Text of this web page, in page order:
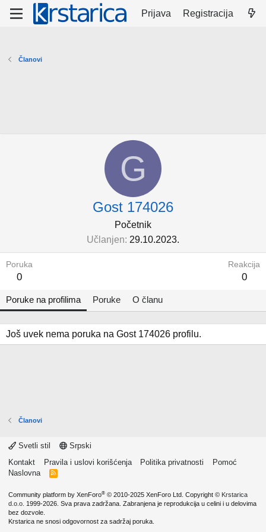
Prijava Registracija
Članovi
G
Gost 174026
Početnik
Učlanjen 29.10.2023.
Poruka
0
Reakcija
0
Poruke na profilima Poruke O članu
Još uvek nema poruka na Gost 174026 profilu.
Članovi
Svetli stil
Srpski
Kontakt
Pravila i uslovi korišćenja Politika privatnosti
Pomoć
Naslovna
R
Community platform by XenForo® © 2010-2025 XenForo Ltd. Copyright © Krstarica
d.o.o. 1999-2026. Sva prava zadržana. Zabranjena je reprodukcija u celini i u delovima
bez dozvole.
Krstarica ne snosi odgovornost za sadržaj poruka.